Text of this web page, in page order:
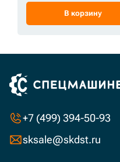
В корзину
+7 (499) 394-50-93
sksale@skdst.ru